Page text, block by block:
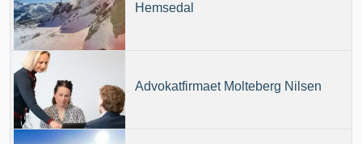
Hemsedal
Advokatfirmaet Molteberg Nilsen